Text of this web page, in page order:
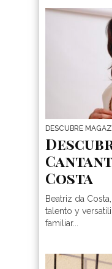
DESCUBRE
Costa
Beatriz da
talento y
familiar...